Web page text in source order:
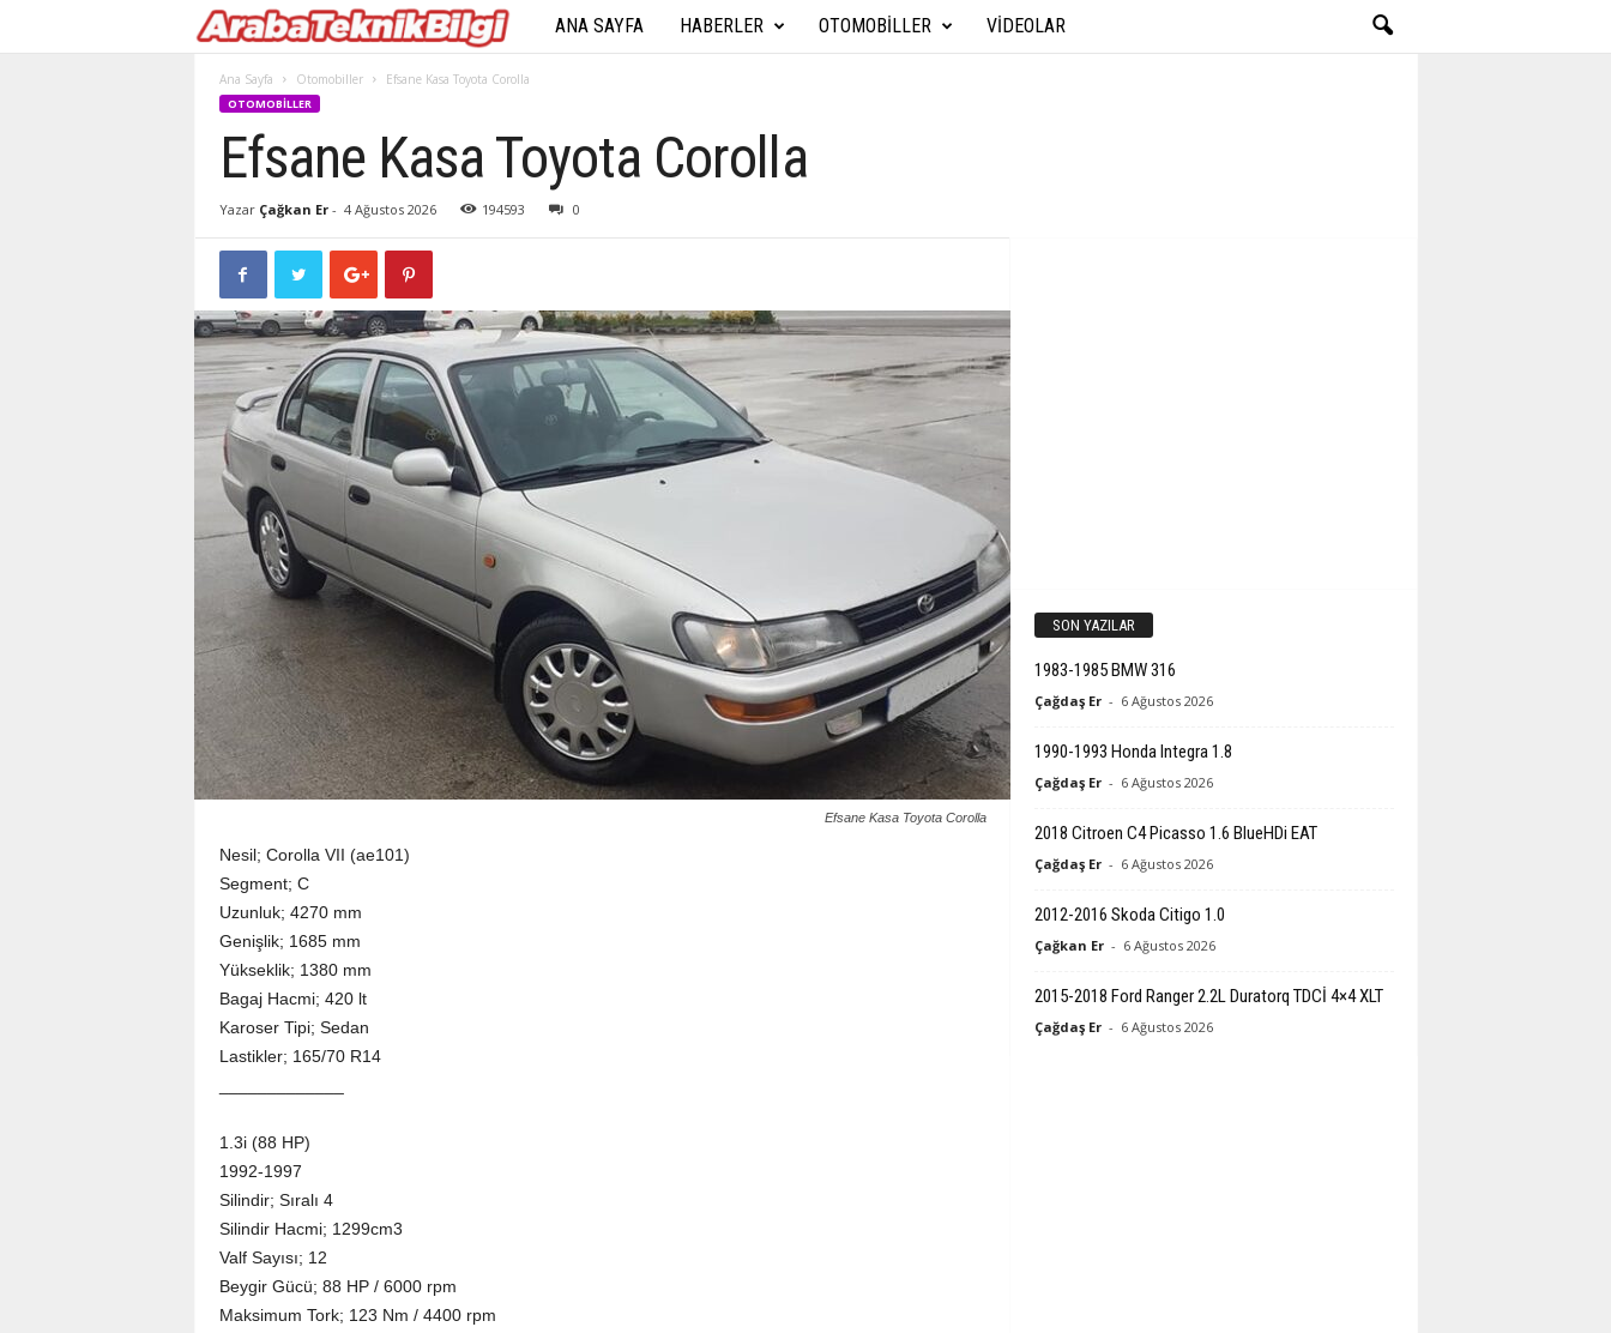
b
a
e
i
k
i
l
g
ANA SAYFA HABERLER OTOMOBILLER VIDEOLAR
Ana Sayfa Otomobiller Efsane Kasa Toyota Corolla
OTOMOBILLER
Efsane Kasa Toyota Corolla
Yazar Çağkan Er- 4 Ağustos 2026 194593 0
Efsane Kasa Toyota Corolla
Nesil; Corolla VII (ae101)
Segment; C
Uzunluk; 4270 mm
Genişlik; 1685 mm
Yükseklik; 1380 mm
Bagaj Hacmi; 420 lt
Karoser Tipi; Sedan
Lastikler; 165/70 R14
1.3i (88 HP)
1992-1997
Silindir; Sıralı 4
Silindir Hacmi; 1299cm3
Valf Sayısı; 12
Beygir Gücü; 88 HP / 6000 rpm
Maksimum Tork; 123 Nm / 4400 rpm
SON YAZILAR
1983-1985 BMW 316
Çağdaş Er - 6 Ağustos 2026
1990-1993 Honda Integra 1.8
Çağdaş Er - 6 Ağustos 2026
2018 Citroen C4 Picasso 1.6 BlueHDi EAT
Çağdaş Er - 6 Ağustos 2026
2012-2016 Skoda Citigo 1.0
Çağkan Er - 6 Ağustos 2026
2015-2018 Ford Ranger 2.2L Duratorq TDCİ 4×4 XLT
Çağdaş Er - 6 Ağustos 2026